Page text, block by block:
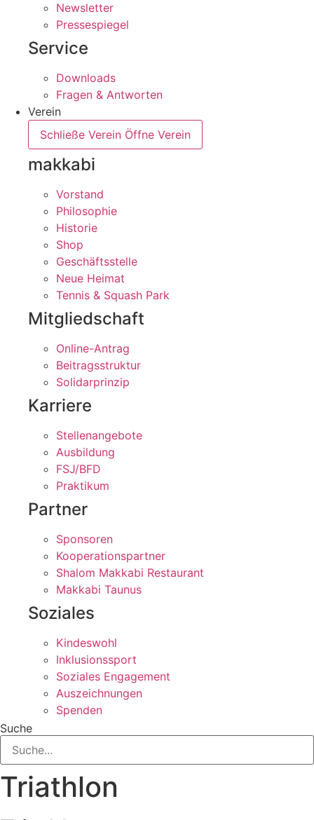
Newsletter
Pressespiegel
Service
Downloads
Fragen & Antworten
Verein
Schließe Verein Öffne Verein
makkabi
Vorstand
Philosophie
Historie
Shop
Geschäftsstelle
Neue Heimat
Tennis & Squash Park
Mitgliedschaft
Online-Antrag
Beitragsstruktur
Solidarprinzip
Karriere
Stellenangebote
Ausbildung
FSJ/BFD
Praktikum
Partner
Sponsoren
Kooperationspartner
Shalom Makkabi Restaurant
Makkabi Taunus
Soziales
Kindeswohl
Inklusionssport
Soziales Engagement
Auszeichnungen
Spenden
Suche
Triathlon